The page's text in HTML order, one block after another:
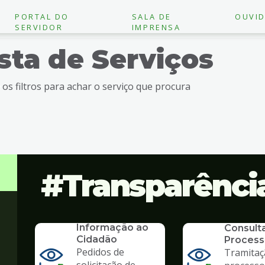
PORTAL DO
SERVIDOR
SALA DE
IMPRENSA
de Serviços
os filtros para achar o serviço que procura
Informação ao
Cidadão
Pedidos de